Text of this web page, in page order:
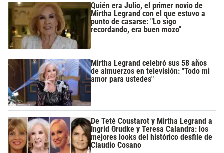
Quién era Julio, el primer novio de
Mirtha Legrand con el que estuvo a
punto de casarse: "Lo sigo
recordando, era buen mozo"
Mirtha Legrand celebró sus 58 años
de almuerzos en televisión: "Todo mi
amor para ustedes"
De Teté Coustarot y Mirtha Legrand a
Ingrid Grudke y Teresa Calandra: los
mejores looks del histórico desfile de
Claudio Cosano